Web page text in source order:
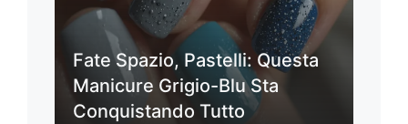
Fate Spazio, Pastelli: Questa
Manicure Grigio-Blu Sta
Conquistando Tutto